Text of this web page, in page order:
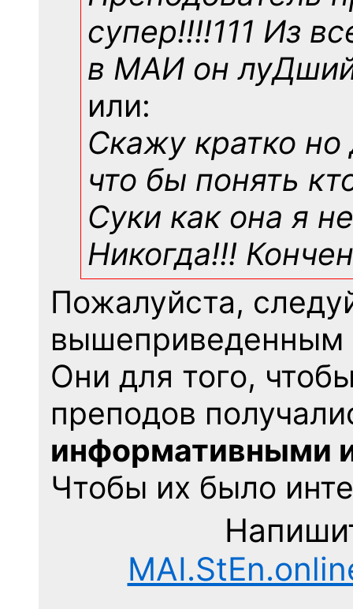
супер!!!!111 Из
в МАИ он
или:
Скажу кратко но
что бы понять
Суки как она я
Никогда!!!
Пожалуйста,
вышеприведенным
Они для того,
преподов
информативными
Чтобы их было